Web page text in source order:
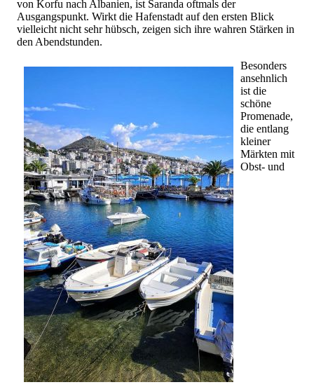
von Korfu nach Albanien, ist Saranda oftmals der
Ausgangspunkt. Wirkt die Hafenstadt auf den ersten Blick
vielleicht nicht sehr hübsch, zeigen sich ihre wahren Stärken in
den Abendstunden.
Besonders
ansehnlich
ist die
schöne
Promenade,
die entlang
kleiner
Märkten mit
Obst- und